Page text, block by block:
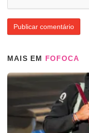
MAIS EM FOFOCA